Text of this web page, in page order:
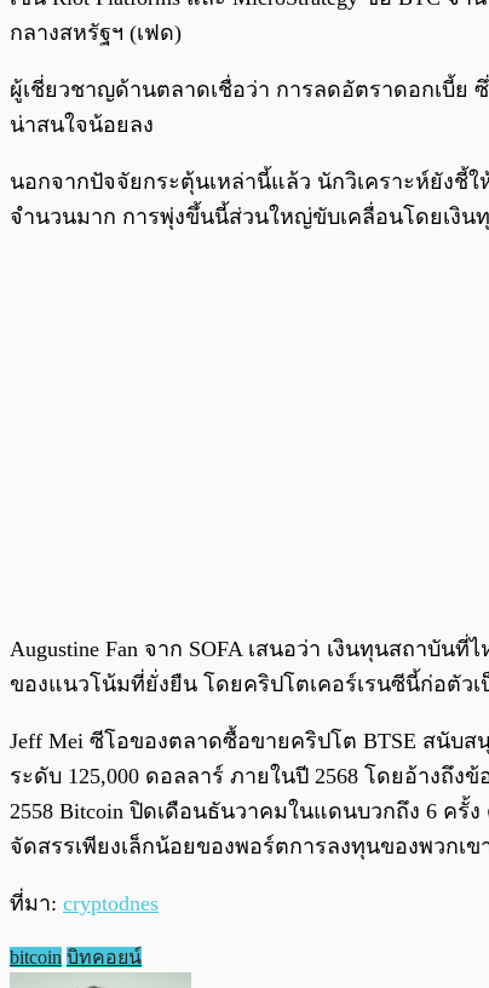
กลางสหรัฐฯ (เฟด)
ผู้เชี่ยวชาญด้านตลาดเชื่อว่า การลดอัตราดอกเบี้ย
น่าสนใจน้อยลง
นอกจากปัจจัยกระตุ้นเหล่านี้แล้ว นักวิเคราะห์ยังชี้
จำนวนมาก การพุ่งขึ้นนี้ส่วนใหญ่ขับเคลื่อนโดยเงิน
Augustine Fan จาก SOFA เสนอว่า เงินทุนสถาบั
ของแนวโน้มที่ยั่งยืน โดยคริปโตเคอร์เรนซีนี้ก่อตั
Jeff Mei ซีโอของตลาดซื้อขายคริปโต BTSE สนับ
ระดับ 125,000 ดอลลาร์ ภายในปี 2568 โดยอ้างถึ
2558 Bitcoin ปิดเดือนธันวาคมในแดนบวกถึง 6 ค
จัดสรรเพียงเล็กน้อยของพอร์ตการลงทุนของพวกเ
ที่มา: cryptodnes
bitcoin บิทคอยน์